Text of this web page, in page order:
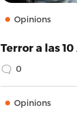
Opinions
Terror a las 10
0
Opinions